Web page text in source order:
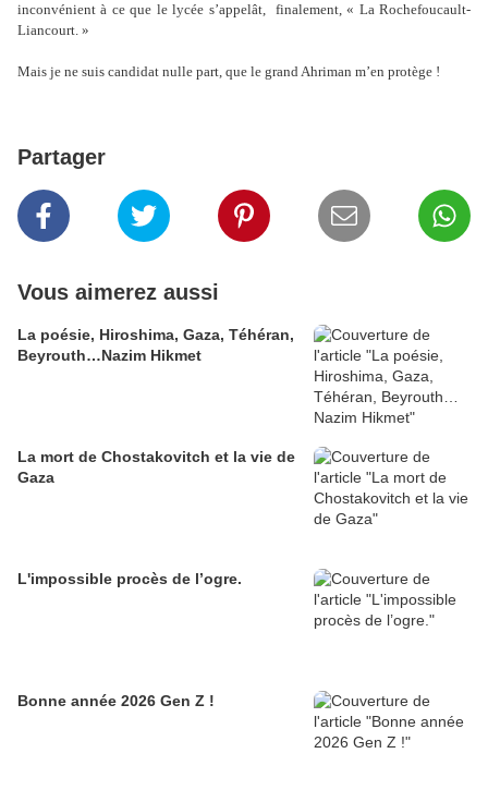
inconvénient à ce que le lycée s’appelât, finalement, « La Rochefoucault-
Liancourt. »
Mais je ne suis candidat nulle part, que le grand Ahriman m’en protège !
Partager
Vous aimerez aussi
La poésie, Hiroshima, Gaza, Téhéran,
Beyrouth…Nazim Hikmet
La mort de Chostakovitch et la vie de
Gaza
L'impossible procès de l’ogre.
Bonne année 2026 Gen Z !